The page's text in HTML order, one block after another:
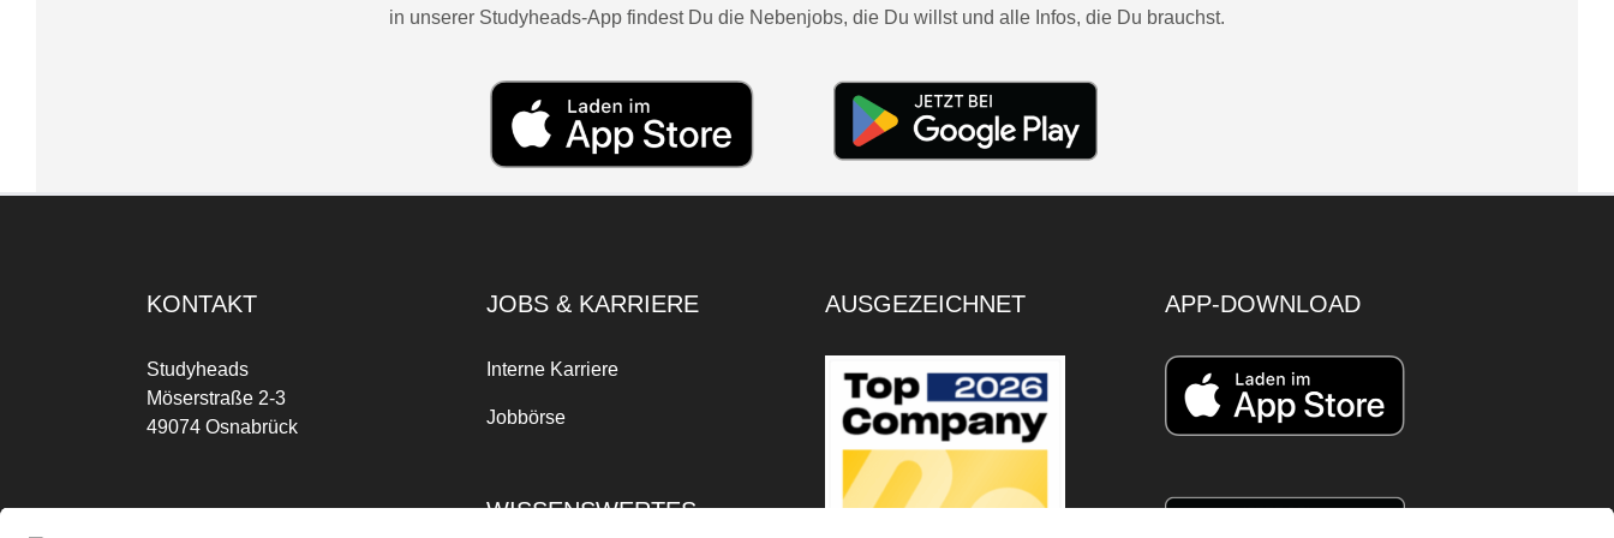
in unserer Studyheads-App findest Du die Nebenjobs, die Du willst und alle Infos, die Du brauchst.
KONTAKT
Studyheads
Möserstraße 2-3
49074 Osnabrück
JOBS & KARRIERE
Interne Karriere
Jobbörse
WISSENSWERTES
AUSGEZEICHNET APP-DOWNLOAD